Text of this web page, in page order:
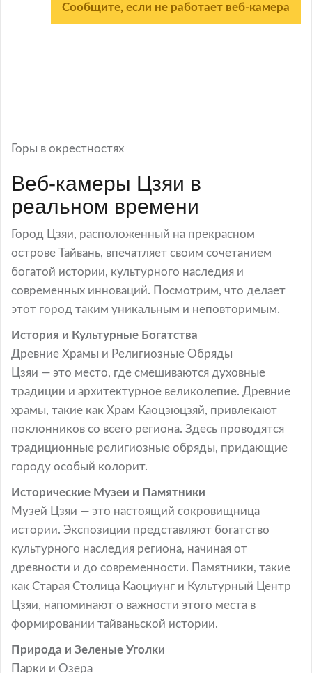
Сообщите, если не работает веб-камера
Горы в окрестностях
Веб-камеры Цзяи в
реальном времени
Город Цзяи, расположенный на прекрасном
острове Тайвань, впечатляет своим сочетанием
богатой истории, культурного наследия и
современных инноваций. Посмотрим, что делает
этот город таким уникальным и неповторимым.
История и Культурные Богатства
Древние Храмы и Религиозные Обряды
Цзяи — это место, где смешиваются духовные
традиции и архитектурное великолепие. Древние
храмы, такие как Храм Каоцзюцзяй, привлекают
поклонников со всего региона. Здесь проводятся
традиционные религиозные обряды, придающие
городу особый колорит.
Исторические Музеи и Памятники
Музей Цзяи — это настоящий сокровищница
истории. Экспозиции представляют богатство
культурного наследия региона, начиная от
древности и до современности. Памятники, такие
как Старая Столица Каоциунг и Культурный Центр
Цзяи, напоминают о важности этого места в
формировании тайваньской истории.
Природа и Зеленые Уголки
Парки и Озера